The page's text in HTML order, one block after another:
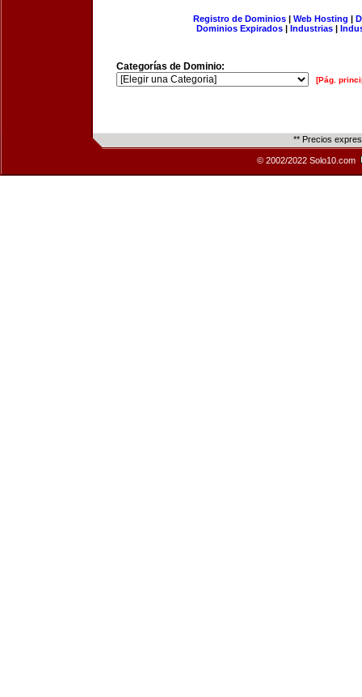
Registro de Dominios| Web Hosting |
Dominios Expirados | Industrias |
Categorías de Dominio:
[Pág.
** Precios
© 2002/2022 Solo10.com